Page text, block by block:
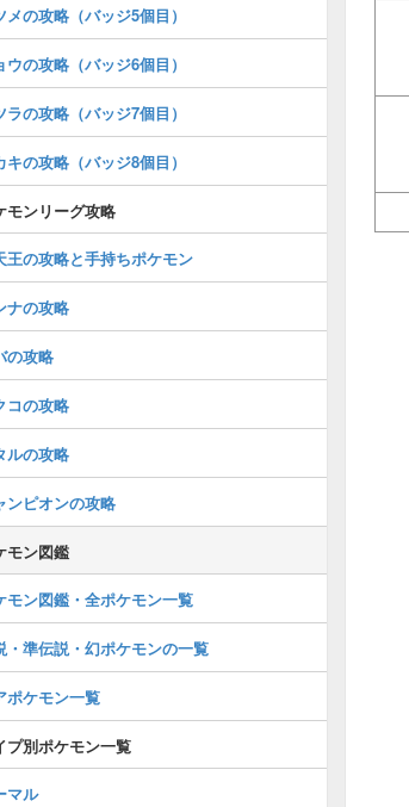
メの攻略（バッジ5個目）
ウの攻略（バッジ6個目）
ラの攻略（バッジ7個目）
キの攻略（バッジ8個目）
モンリーグ攻略
王の攻略と手持ちポケモン
ナの攻略
の攻略
コの攻略
ルの攻略
ンピオンの攻略
モン図鑑
モン図鑑・全ポケモン一覧
・準伝説・幻ポケモンの一覧
ポケモン一覧
プ別ポケモン一覧
マル